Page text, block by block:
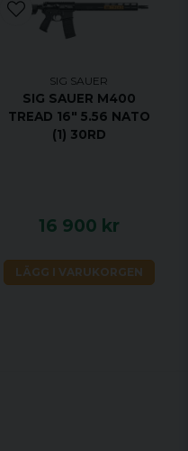
SIG SAUER
SIG SAUER M400
TREAD 16" 5.56 NATO
(1) 30RD
16 900 kr
LÄGG I VARUKORGEN